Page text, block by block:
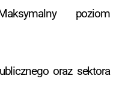
poziom
oraz sektora